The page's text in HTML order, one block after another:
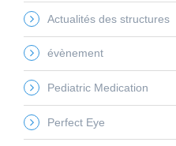
Actualités des structures
évènement
Pediatric Medication
Perfect Eye